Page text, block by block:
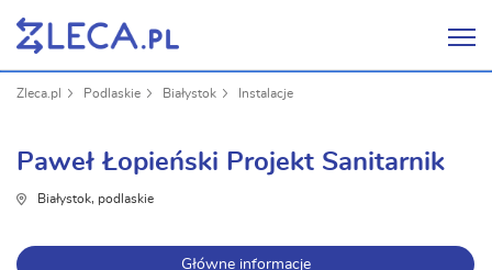
Zleca.pl Podlaskie Białystok Instalacje
Paweł Łopieński Projekt Sanitarnik
Białystok, podlaskie
Główne informacje